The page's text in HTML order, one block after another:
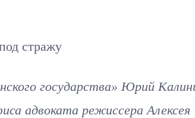
стражу
государства» Юрий
адвоката режиссера Алексея